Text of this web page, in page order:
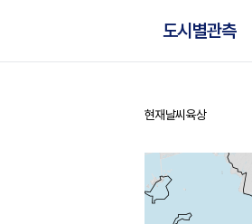
도시별관측
홈
현재날씨 육상